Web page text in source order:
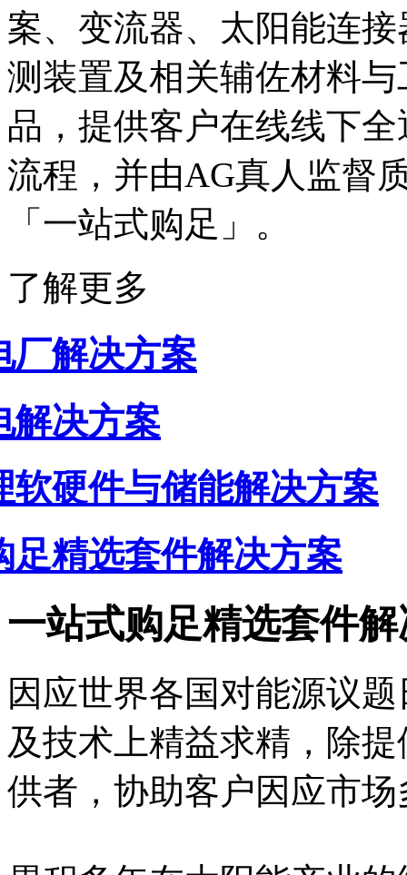
案、变流器、太阳能连
测装置及相关辅佐材料
品，提供客户在线线下
流程，并由AG真人监督
「一站式购足」。
了解更多
厂解决方案
解决方案
软硬件与储能解决方案
足精选套件解决方案
一站式购足精选套件
因应世界各国对能源议
及技术上精益求精，除
供者，协助客户因应市